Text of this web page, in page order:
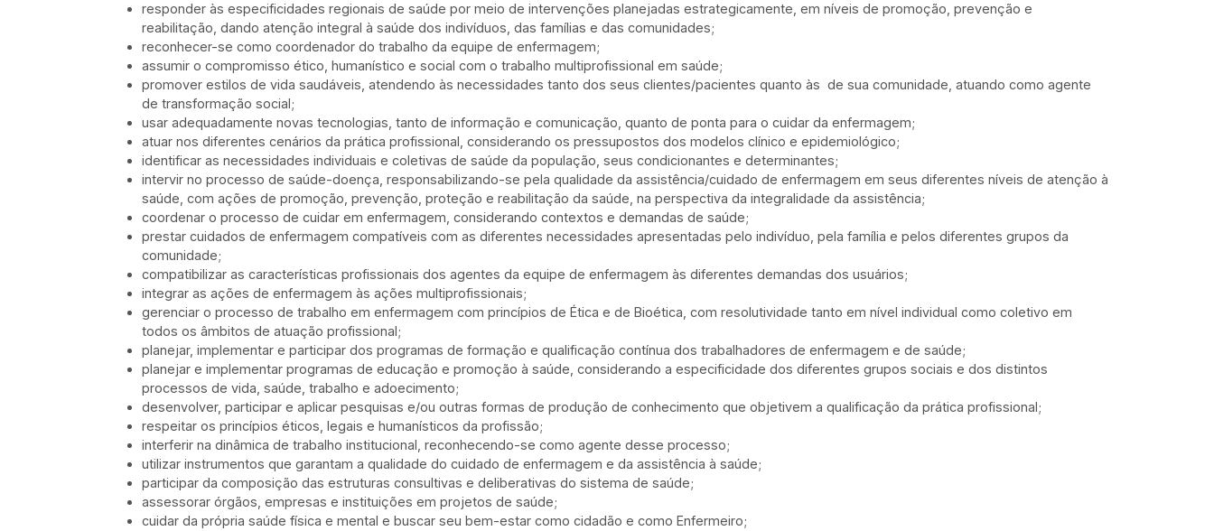
responder às especificidades regionais de saúde por meio de intervenções planejadas estrategicamente, em níveis de promoção, prevenção e
reabilitação, dando atenção integral à saúde dos indivíduos, das famílias e das comunidades;
reconhecer-se como coordenador do trabalho da equipe de enfermagem;
assumir o compromisso ético, humanístico e social com o trabalho multiprofissional em saúde;
promover estilos de vida saudáveis, atendendo às necessidades tanto dos seus clientes/pacientes quanto às de sua comunidade, atuando como agente
de transformação social;
usar adequadamente novas tecnologias, tanto de informação e comunicação, quanto de ponta para o cuidar da enfermagem;
atuar nos diferentes cenários da prática profissional, considerando os pressupostos dos modelos clínico e epidemiológico;
identificar as necessidades individuais e coletivas de saúde da população, seus condicionantes e determinantes;
intervir no processo de saúde-doença, responsabilizando-se pela qualidade da assistência/cuidado de enfermagem em seus diferentes níveis de atenção à
saúde, com ações de promoção, prevenção, proteção e reabilitação da saúde, na perspectiva da integralidade da assistência;
coordenar o processo de cuidar em enfermagem, considerando contextos e demandas de saúde;
prestar cuidados de enfermagem compatíveis com as diferentes necessidades apresentadas pelo indivíduo, pela família e pelos diferentes grupos da
comunidade;
compatibilizar as características profissionais dos agentes da equipe de enfermagem às diferentes demandas dos usuários;
integrar as ações de enfermagem às ações multiprofissionais;
gerenciar o processo de trabalho em enfermagem com princípios de Ética e de Bioética, com resolutividade tanto em nível individual como coletivo em
todos os âmbitos de atuação profissional;
planejar, implementar e participar dos programas de formação e qualificação contínua dos trabalhadores de enfermagem e de saúde;
planejar e implementar programas de educação e promoção à saúde, considerando a especificidade dos diferentes grupos sociais e dos distintos
processos de vida, saúde, trabalho e adoecimento;
desenvolver, participar e aplicar pesquisas e/ou outras formas de produção de conhecimento que objetivem a qualificação da prática profissional;
respeitar os princípios éticos, legais e humanísticos da profissão;
interferir na dinâmica de trabalho institucional, reconhecendo-se como agente desse processo;
utilizar instrumentos que garantam a qualidade do cuidado de enfermagem e da assistência à saúde;
participar da composição das estruturas consultivas e deliberativas do sistema de saúde;
assessorar órgãos, empresas e instituições em projetos de saúde;
cuidar da própria saúde física e mental e buscar seu bem-estar como cidadão e como Enfermeiro;